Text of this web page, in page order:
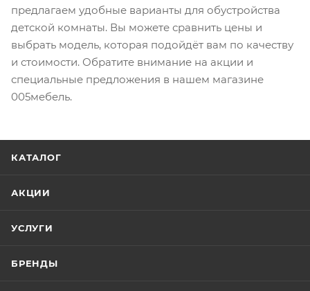
предлагаем удобные варианты для обустройства
детской комнаты. Вы можете сравнить цены и
выбрать модель, которая подойдёт вам по качеству
и стоимости. Обратите внимание на акции и
специальные предложения в нашем магазине
005мебель.
КАТАЛОГ
АКЦИИ
УСЛУГИ
БРЕНДЫ